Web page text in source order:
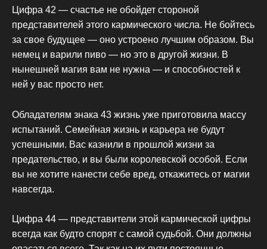
Цифра 42 — счастье не обойдет стороной
представителей этого кармического числа. Не бойтесь
за свое будущее — оно устроено лучшим образом. Вы
немец и варили пиво — но это в другой жизни. В
нынешней магия вам не нужна — и способностей к
ней у вас просто нет.
Обладателям знака 43 жизнь уже приготовила массу
испытаний. Семейная жизнь и карьера не будут
успешными. Вас казнили в прошлой жизни за
предательство, и вы были королевской особой. Если
вы не хотите нанести себе вред, откажитесь от магии
навсегда.
Цифра 44 — представители этой кармической цифры
всегда как будто спорят с самой судьбой. Они должны